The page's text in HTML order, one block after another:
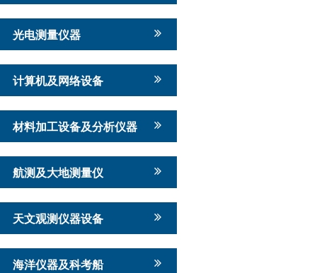
光电测量仪器
计算机及网络设备
材料加工设备及分析仪器
航测及大地测量仪
天文观测仪器设备
海洋仪器及科考船